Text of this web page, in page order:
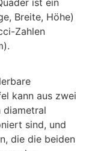
ist ein
Breite, Höhe)
Zahlen
kann aus zwei
diametral
sind, und
die die beiden